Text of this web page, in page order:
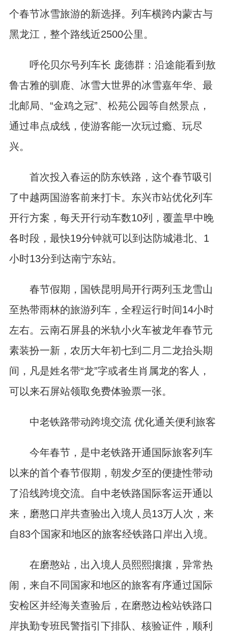
个春节冰雪旅游的新选择。列车横跨内蒙古与
黑龙江，整个路线近2500公里。
呼伦贝尔号列车长 庞德群：沿途能看到敖
鲁古雅的驯鹿、冰雪大世界的冰雪嘉年华、最
北邮局、“金鸡之冠”、松苑公园等自然景点，
通过串点成线，使游客能一次玩过瘾、玩尽
兴。
首次投入春运的防东铁路，这个春节吸引
了中越两国游客前来打卡。东兴市站优化列车
开行方案，每天开行动车数10列，覆盖早中晚
各时段，最快19分钟就可以到达防城港北、1
小时13分到达南宁东站。
春节假期，国铁昆明局开行两列玉龙雪山
至热带雨林的旅游列车，全程运行时间14小时
左右。云南石屏县的米轨小火车被龙年春节元
素装扮一新，农历大年初七到二月二龙抬头期
间，凡是姓名带“龙”字或者生肖属龙的客人，
可以来石屏站领取免费体验票一张。
中老铁路带动跨境交流 优化通关便利旅客
今年春节，是中老铁路开通国际旅客列车
以来的首个春节假期，朝发夕至的便捷性带动
了沿线跨境交流。自中老铁路国际客运开通以
来，磨憨口岸共查验出入境人员13万人次，来
自83个国家和地区的旅客经铁路口岸出入境。
在磨憨站，出入境人员熙熙攘攘，异常热
闹，来自不同国家和地区的旅客有序通过国际
安检区并经海关查验后，在磨憨边检站铁路口
岸执勤专班民警指引下排队、核验证件，顺利